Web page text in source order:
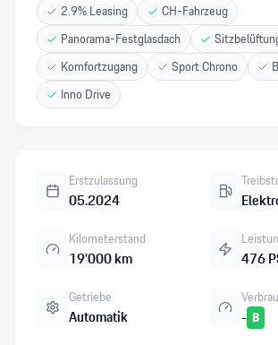
2.9% Leasing
CH-Fahrzeug
Panorama-Festglasdach
Komfortzugang
Sport Chrono
Inno Drive
Erstzulassung
05.2024
Kilometerstand
19’000 km 476
Getriebe
Automatik - B